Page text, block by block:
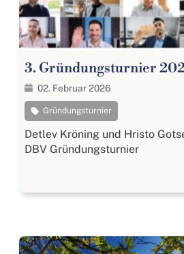
3. Gründungs­turnier
02. Februar 2026
Gründungsturnier
Detlev Kröning und Hristo
DBV Gründungs­turnier